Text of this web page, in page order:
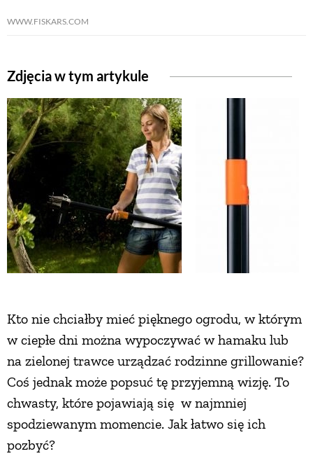
WWW.FISKARS.COM
Zdjęcia w tym artykule
Kto nie chciałby mieć pięknego ogrodu, w którym
w ciepłe dni można wypoczywać w hamaku lub
na zielonej trawce urządzać rodzinne grillowanie?
Coś jednak może popsuć tę przyjemną wizję. To
chwasty, które pojawiają się w najmniej
spodziewanym momencie. Jak łatwo się ich
pozbyć?
URODA
NATURALNA APTECZKA
DLA DOMU
EKO ŻYCIE
PRZYRODA
ZWIERZĘTA W NATURZE
GRZYBY